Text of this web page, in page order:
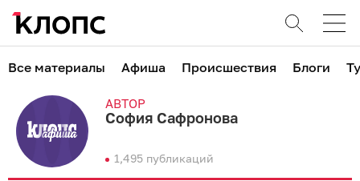
Все материалы Афиша Происшествия Блоги
АВТОР
София Сафронова
1,495 публикаций